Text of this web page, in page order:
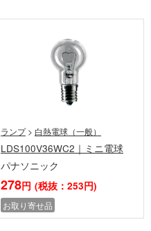
ランプ > 白熱電球（一般）
LDS100V36WC2｜ミニ電球
パナソニック
278円 (税抜：253円)
お取り寄せ品